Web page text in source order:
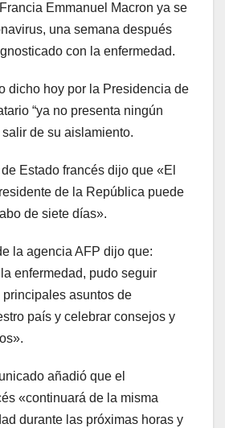
Emmanuel Macron ya se
una semana después
con la enfermedad.
dicho hoy por la Presidencia de
“ya no presenta ningún
de su aislamiento.
Estado francés dijo que «El
de la República puede
de siete días».
la agencia AFP dijo que:
enfermedad, pudo seguir
asuntos de
país y celebrar consejos y
añadió que el
«continuará de la misma
durante las próximas horas y